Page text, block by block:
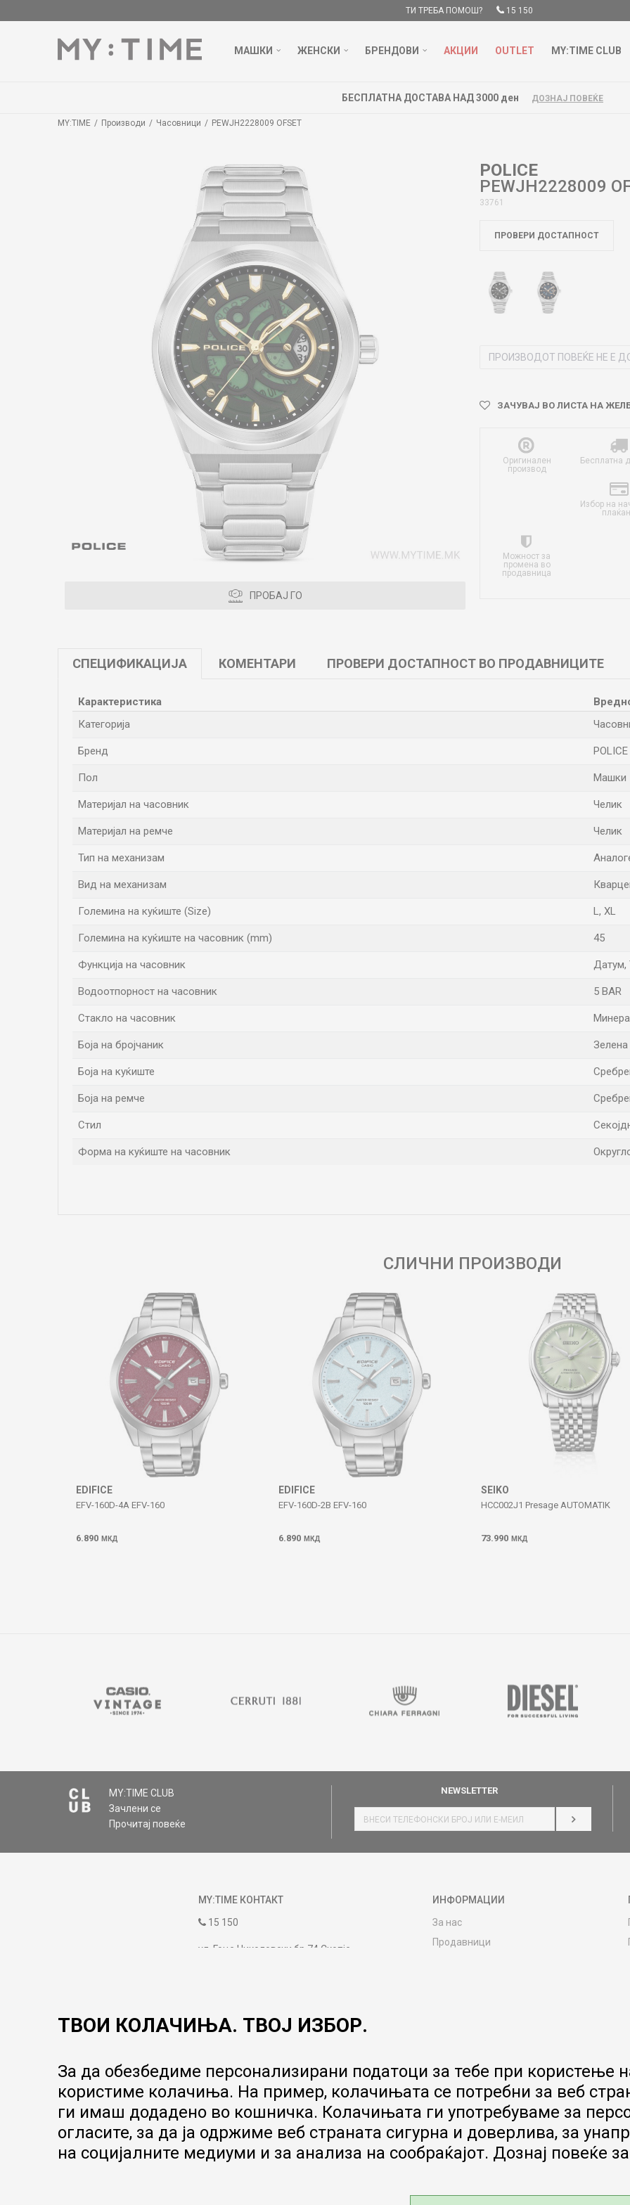
ТИ ТРЕБА ПОМОШ? 15 150
МАШКИ ЖЕНСКИ БРЕНДОВИ АКЦИИ OUTLET MY:TIME CLUB
БЕСПЛАТНА ДОСТАВА НАД 3000 ден ДОЗНАЈ ПОВЕЌЕ
MY:TIME Производи Часовници PEWJH2228009 OFSET
ПРОБАЈ ГО
POLICE
PEWJH2228009
33761
ПРОВЕРИ ДОСТАПНОСТ
ПРОИЗВОДОТ ПОВЕЌЕ НЕ Е
ЗАЧУВАЈ ВО ЛИСТА НА
Оригинален
производ
Бесплатна
Избор на
Можност за
промена во
продавница
СПЕЦИФИКАЦИЈА КОМЕНТАРИ ПРОВЕРИ ДОСТАПНОСТ ВО ПРОДАВНИЦИТЕ
Карактеристика
Категорија
Бренд POLICE
Пол Машки
Материјал на часовник Челик
Материјал на ремче Челик
Тип на механизам
Вид на механизам
Големина на куќиште (Size) L, XL
Големина на куќиште на часовник (mm) 45
Функција на часовник Датум,
Водоотпорност на часовник 5 BAR
Стакло на часовник
Боја на бројчаник Зелена
Боја на куќиште
Боја на ремче
Стил
Форма на куќиште на часовник
СЛИЧНИ ПРОИЗВОДИ
EDIFICE
EFV-160D-4A EFV-160
6.890 МКД
EDIFICE
EFV-160D-2B EFV-160
6.890 МКД
SEIKO
HCC002J1 Presage AUTOMATIK
73.990 МКД
MY:TIME CLUB
Зачлени се
Прочитај повеќе
NEWSLETTER
НАЈАВИ СЕ
MY:TIME КОНТАКТ
15 150
ул. Гоце Николовски бр.74 Скопје
09:00 до 17:00
ИНФОРМАЦИИ
За нас
Продавници
Гаранција за производ
Ценовник
ТВОИ КОЛАЧИЊА. ТВОЈ ИЗБОР.
За да обезбедиме персонализирани податоци за тебе при користење
користиме колачиња. На пример, колачињата се потребни за веб
ги имаш додадено во кошничка. Колачињата ги употребуваме за
огласите, за да ја одржиме веб страната сигурна и доверлива, за
на социјалните медиуми и за анализа на сообраќајот. Дознај повеќе за